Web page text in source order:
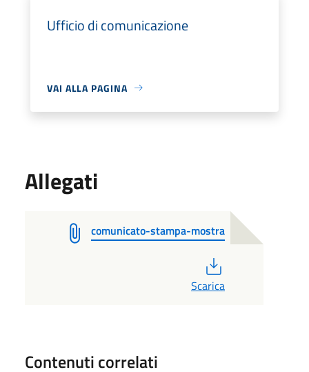
Ufficio di comunicazione
VAI ALLA PAGINA
Allegati
comunicato-stampa-mostra
Scarica
Contenuti correlati